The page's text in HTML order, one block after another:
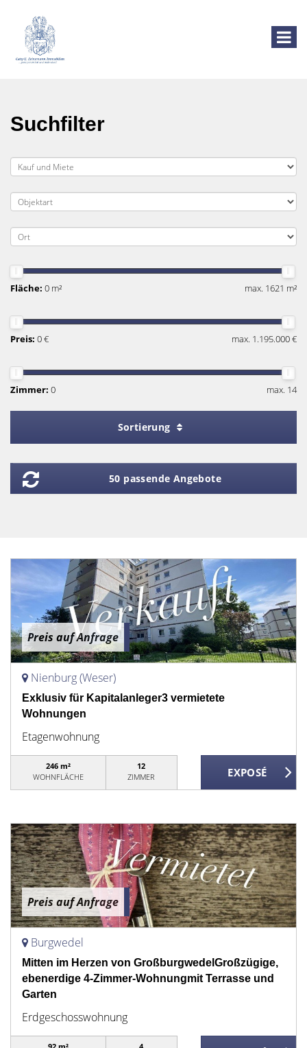
Suchfilter
Fläche: 0 m² max. 1621 m²
Preis: 0 € max. 1.195.000 €
Zimmer: 0 max. 14
Sortierung
50 passende Angebote
Preis auf Anfrage
Nienburg (Weser)
Exklusiv für Kapitalanleger3 vermietete
Wohnungen
Etagenwohnung
246 m²
WOHNFLÄCHE
12
ZIMMER
Preis auf Anfrage
Burgwedel
Mitten im Herzen von GroßburgwedelGroßzügige,
ebenerdige 4-Zimmer-Wohnungmit Terrasse und
Garten
Erdgeschosswohnung